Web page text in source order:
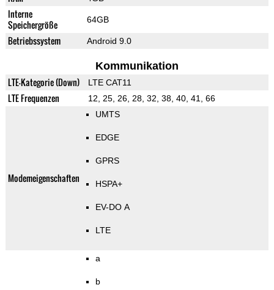
Interne
Speichergröße
64GB
Betriebssystem Android 9.0
Kommunikation
LTE-Kategorie (Down) LTE CAT11
LTE Frequenzen 12, 25, 26, 28, 32, 38, 40, 41, 66
Modemeigenschaften
UMTS
EDGE
GPRS
HSPA+
EV-DO A
LTE
a
b